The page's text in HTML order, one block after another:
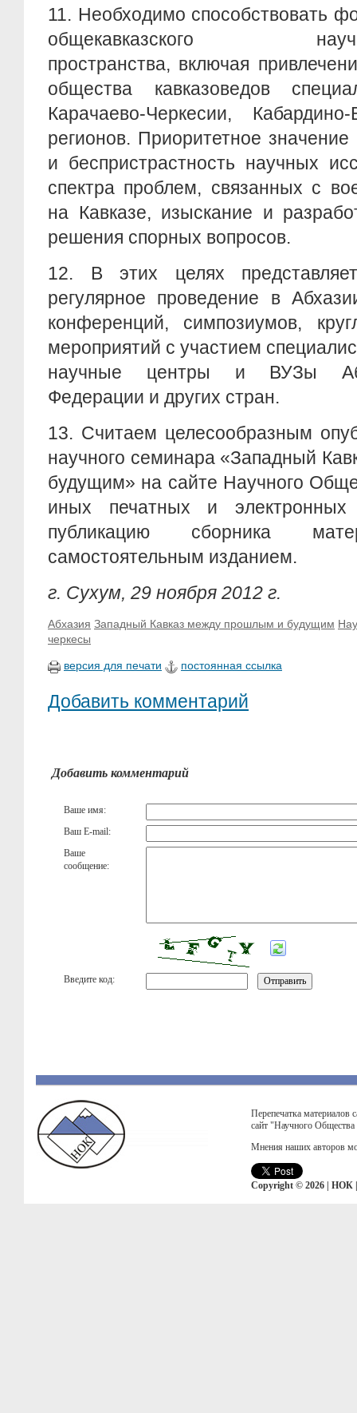
11. Необходимо способствовать
общекавказского научно-
пространства, включая
общества кавказоведов
Карачаево-Черкесии,
регионов. Приоритетное значение
и беспристрастность научных
спектра проблем, связанных с
на Кавказе, изыскание и
решения спорных вопросов.
12. В этих целях
регулярное проведение в
конференций, симпозиумов,
мероприятий с участием
научные центры и ВУЗы
Федерации и других стран.
13. Считаем целесообразным
научного семинара «Западный
будущим» на сайте Научного
иных печатных и
публикацию сборника
самостоятельным изданием.
г. Сухум, 29 ноября 2012 г.
Абхазия Западный Кавказ между прошлым и будущим
черкесы
версия для печати постоянная ссылка
Добавить комментарий
Добавить комментарий
Ваше имя:
Ваш E-mail:
Ваше
сообщение:
Введите код:
Перепечатка материалов
сайт "Научного
Мнения наших авторов
Copyright © 2026 | НОК